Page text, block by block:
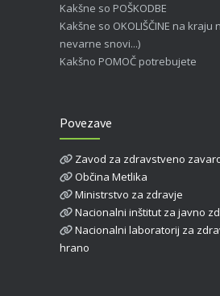
Kakšne so POŠKODBE
Kakšne so OKOLIŠČINE na
nevarne snovi...)
Kakšno POMOČ potrebujete
Povezave
Zavod za zdravstveno
Občina Metlika
Ministrstvo za zdravje
Nacionalni inštitut za javno
Nacionalni laboratorij za
hrano